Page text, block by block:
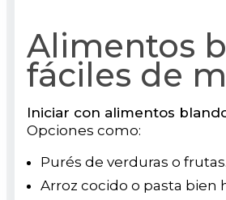
Alimentos
fáciles de
Iniciar con alimentos
Opciones como:
Purés de verduras o frutas.
Arroz cocido o pasta bien